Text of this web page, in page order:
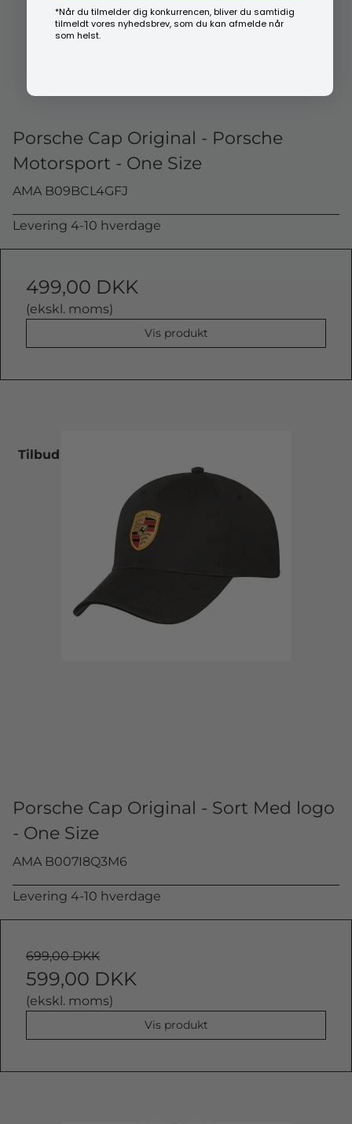
Porsche Cap Original - Porsche
Motorsport - One Size
AMA B09BCL4GFJ
Levering 4-10 hverdage
499,00 DKK
(ekskl. moms)
Vis produkt
Tilbud
Porsche Cap Original - Sort Med logo
- One Size
AMA B007I8Q3M6
Levering 4-10 hverdage
699,00 DKK
599,00 DKK
(ekskl. moms)
Vis produkt
*Når du tilmelder dig konkurrencen, bliver du samtidig
tilmeldt vores nyhedsbrev, som du kan afmelde når
som helst.